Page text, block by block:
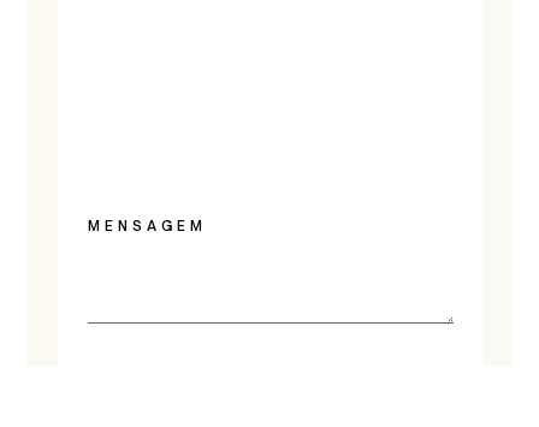
MENSAGEM